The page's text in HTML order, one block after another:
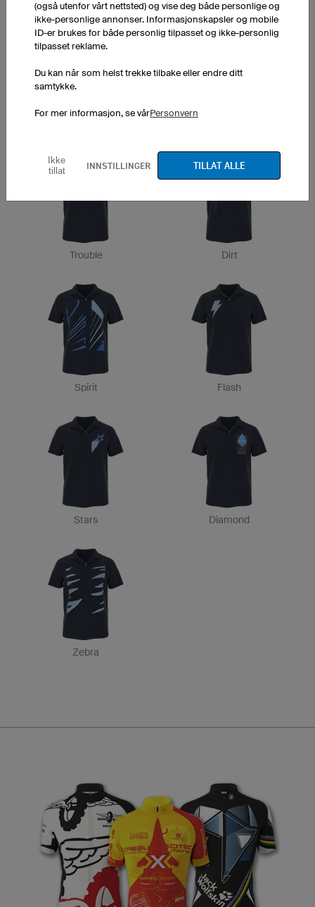
Trouble Dirt
Spirit Flash
Stars Diamond
Zebra
(også utenfor vårt nettsted) og vise deg både personlige og
ikke-personlige annonser. Informasjonskapsler og mobile
ID-er brukes for både personlig tilpasset og ikke-personlig
tilpasset reklame.
Du kan når som helst trekke tilbake eller endre ditt
samtykke.
For mer informasjon, se vårPersonvern
Ikke
tillat
INNSTILLINGER TILLAT ALLE